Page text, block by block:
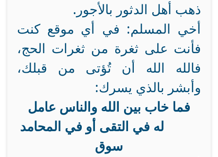
ذهب أهل الدثور بالأجور.
أخي المسلم: في أي موقع كنت
فأنت على ثغرة من ثغرات الحج،
فالله الله أن تُؤتى من قبلك،
وأبشر بالذي يسرك:
فما خاب بين الله والناس عامل
له في التقى أو في المحامد
سوق